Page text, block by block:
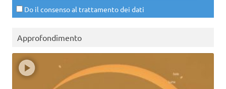
Do il consenso al trattamento dei dati
Approfondimento